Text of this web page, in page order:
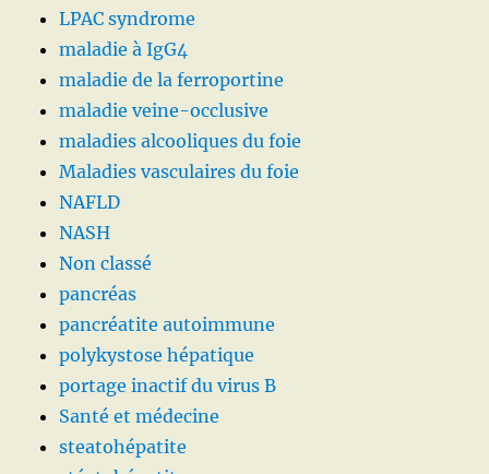
LPAC syndrome
maladie à IgG4
maladie de la ferroportine
maladie veine-occlusive
maladies alcooliques du foie
Maladies vasculaires du foie
NAFLD
NASH
Non classé
pancréas
pancréatite autoimmune
polykystose hépatique
portage inactif du virus B
Santé et médecine
steatohépatite